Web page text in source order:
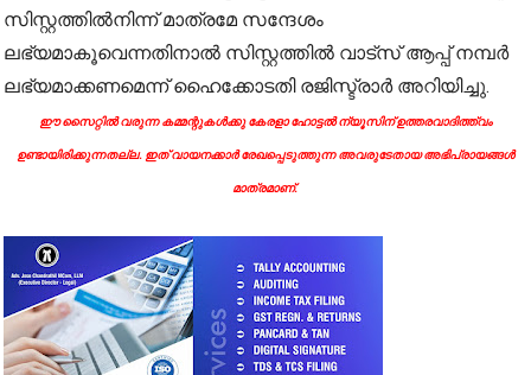
സിസ്റ്റത്തിൽനിന്ന് മാത്രമേ സന്ദേശം
ലഭ്യമാകൂവെന്നതിനാൽ സിസ്റ്റത്തിൽ വാട്സ് ആപ്പ് നമ്പർ
ലഭ്യമാക്കണമെന്ന് ഹൈക്കോടതി രജിസ്ട്രാർ അറിയിച്ചു.
ഈ സൈറ്റിൽ വരുന്ന കമ്മന്റുകൾക്കു കേരളാ ഹോട്ടൽ ന്യൂസിന് ഉത്തരവാദിത്ത്വം
ഉണ്ടായിരിക്കുന്നതല്ല. ഇത് വായനക്കാർ രേഖപ്പെടുത്തുന്ന അവരുടേതായ അഭിപ്രായങ്ങൾ
മാത്രമാണ്.